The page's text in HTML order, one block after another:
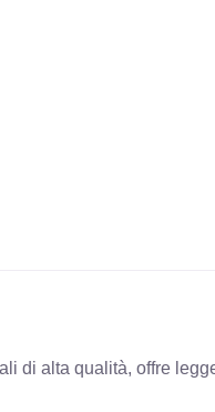
di alta qualità, offre